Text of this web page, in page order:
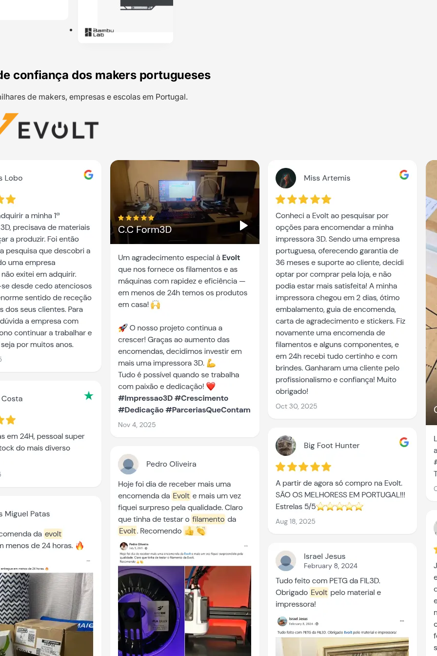
confiança dos makers portugueses
de makers, empresas e escolas em Portugal.